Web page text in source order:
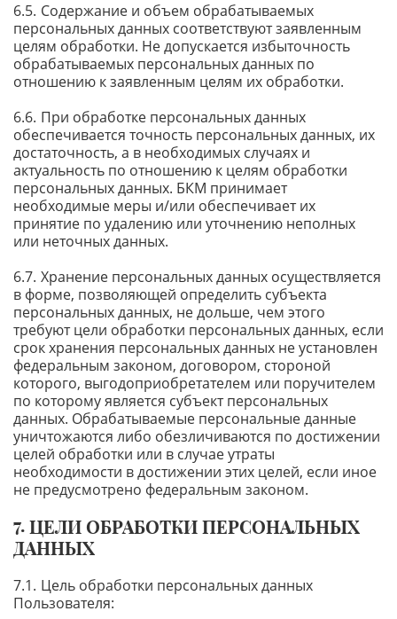
Содержание и объем обрабатываемых
персональных данных соответствуют заявленным
целям обработки. Не допускается избыточность
обрабатываемых персональных данных по
отношению к заявленным целям их обработки.
При обработке персональных данных
обеспечивается точность персональных данных, их
достаточность, а в необходимых случаях и
актуальность по отношению к целям обработки
персональных данных. БКМ принимает
необходимые меры и/или обеспечивает их
принятие по удалению или уточнению неполных
или неточных данных.
Хранение персональных данных осуществляется
в форме, позволяющей определить субъекта
персональных данных, не дольше, чем этого
требуют цели обработки персональных данных, если
срок хранения персональных данных не установлен
федеральным законом, договором, стороной
которого, выгодоприобретателем или поручителем
по которому является субъект персональных
данных. Обрабатываемые персональные данные
уничтожаются либо обезличиваются по достижении
целей обработки или в случае утраты
необходимости в достижении этих целей, если иное
не предусмотрено федеральным законом.
ЦЕЛИ ОБРАБОТКИ ПЕРСОНАЛЬНЫХ
ДАННЫХ
Цель обработки персональных данных
Пользователя: